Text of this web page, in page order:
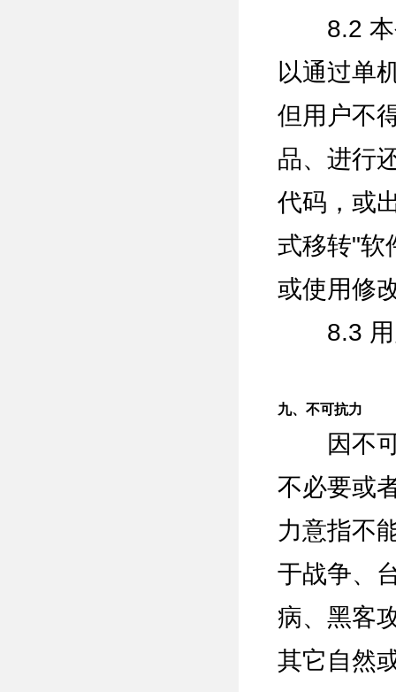
8.2 本公
以通过单
但用户不
品、进行
代码，或
式移转"软
或使用修
8.3 用户
九、不可抗力
因不可
不必要或
力意指不
于战争、
病、黑客
其它自然